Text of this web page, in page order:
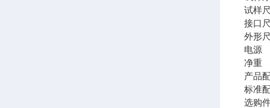
试样
接口
外形
电源
净
产品
标准
选购